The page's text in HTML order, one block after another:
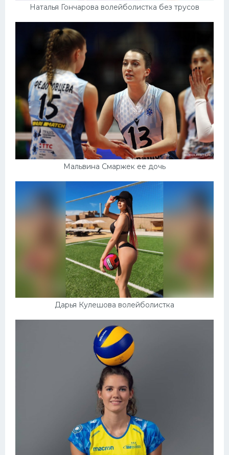
Наталья Гончарова волейболистка без трусов
Мальвина Смаржек ее дочь
Дарья Кулешова волейболистка